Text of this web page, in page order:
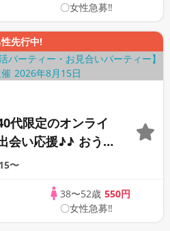
〇女性急募‼
先行中!
限定のオンライ
会い応援♪♪ おう
☆全国の方が対象
〜
38〜52歳 550円
〇女性急募‼